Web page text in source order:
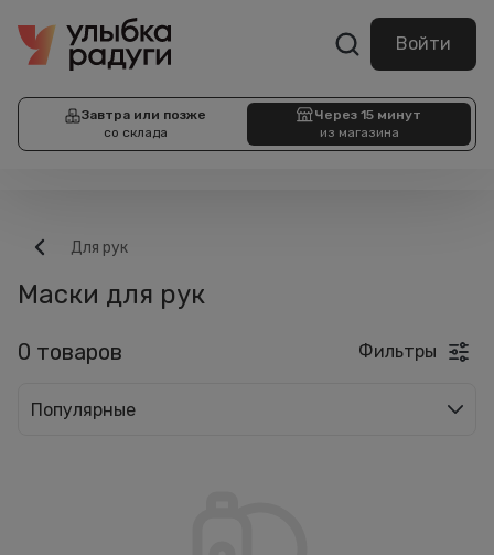
Войти
Завтра или позже
со склада
Через 15 минут
из магазина
Для рук
Маски для рук
0 товаров Фильтры
Популярные